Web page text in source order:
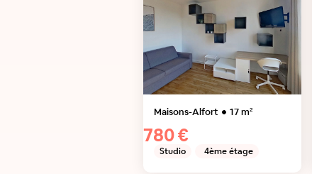
Maisons-Alfort 17m²
780 €
Studio 4ème étage